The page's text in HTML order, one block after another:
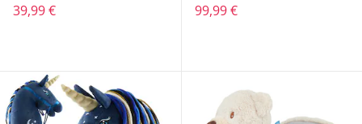
39,99 € 99,99 €